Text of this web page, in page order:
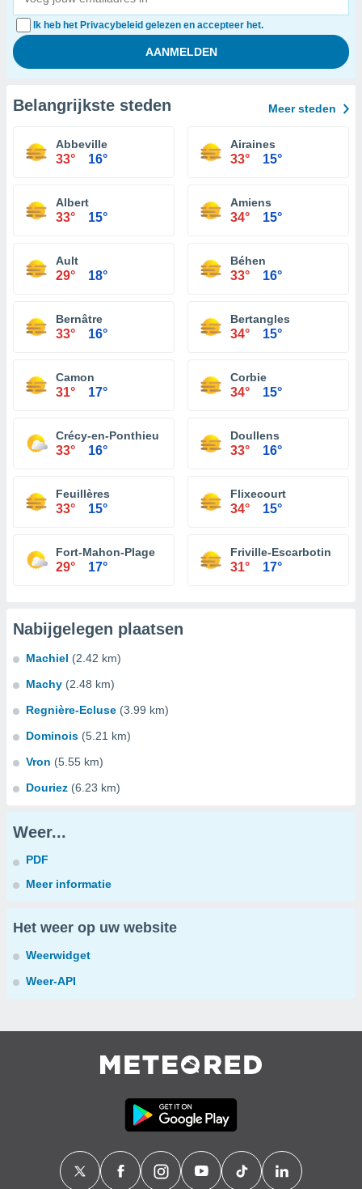
Ik heb het Privacybeleid gelezen en accepteer het.
Belangrijkste steden Meer steden
Abbeville
33° 16°
Airaines
33° 15°
Albert
33° 15°
Amiens
34° 15°
Ault
29° 18°
Béhen
33° 16°
Bernâtre
33° 16°
Bertangles
34° 15°
Camon
31° 17°
Corbie
34° 15°
Crécy-en-Ponthieu
33° 16°
Doullens
33° 16°
Feuillères
33° 15°
Flixecourt
34° 15°
Fort-Mahon-Plage
29° 17°
Friville-Escarbotin
31° 17°
Nabijgelegen plaatsen
Machiel (2.42 km)
Machy (2.48 km)
Regnière-Ecluse (3.99 km)
Dominois (5.21 km)
Vron (5.55 km)
Douriez (6.23 km)
Weer...
PDF
Meer informatie
Het weer op uw website
Weerwidget
Weer-API